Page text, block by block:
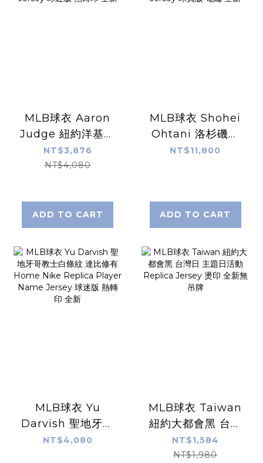
MLB球衣 Aaron
Judge 紐約洋基白
條紋 Nike
Replica Player
NT$3,876
NT$4,080
ADD TO CART
MLB球衣 Shohei
Ohtani 洛杉磯道
奇灰 草寫 大谷翔平
NT$11,800
ADD TO CART
MLB球衣 Yu
Darvish 聖地牙哥
教士白條紋 達比修
NT$4,080
MLB球衣 Taiwan
紐約大都會黑 台灣
日 主題日活動
Replica Jersey 燙
NT$1,584
NT$1,980